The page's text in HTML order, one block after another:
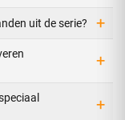
uit de serie? +
+
+